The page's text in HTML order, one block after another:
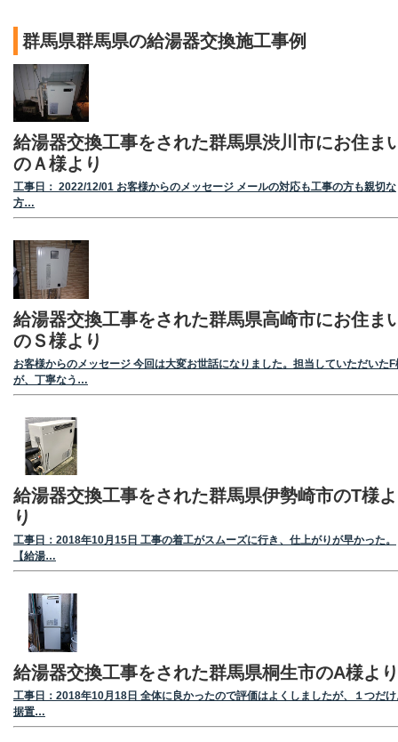
群馬県群馬県の給湯器交換施工事例
給湯器交換工事をされた群馬県渋川市にお住ま
のＡ様より
工事日： 2022/12/01 お客様からのメッセージ メールの対応も工事の方も親切な
方…
給湯器交換工事をされた群馬県高崎市にお住ま
のＳ様より
お客様からのメッセージ 今回は大変お世話になりました。担当していただいたF
が、丁寧なう…
給湯器交換工事をされた群馬県伊勢崎市のT様よ
り
工事日：2018年10月15日 工事の着工がスムーズに行き、仕上がりが早かった。
【給湯…
給湯器交換工事をされた群馬県桐生市のA様より
工事日：2018年10月18日 全体に良かったので評価はよくしましたが、１つだ
据置…